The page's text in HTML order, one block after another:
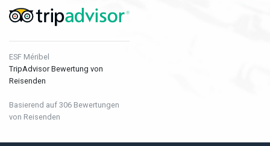
ESF Méribel
TripAdvisor Bewertung von
Reisenden
Basierend auf 306 Bewertungen
von Reisenden